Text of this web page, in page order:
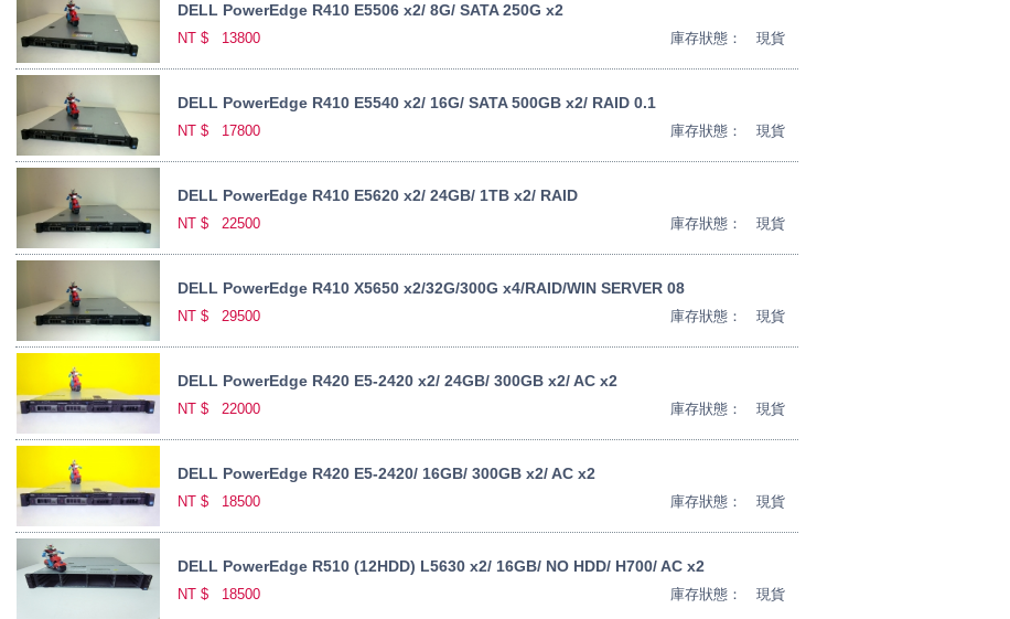
DELL PowerEdge R410 E5506 x2/ 8G/ SATA 250G x2
NT $ 13800 庫存狀態： 現貨
DELL PowerEdge R410 E5540 x2/ 16G/ SATA 500GB x2/ RAID 0.1
NT $ 17800 庫存狀態： 現貨
DELL PowerEdge R410 E5620 x2/ 24GB/ 1TB x2/ RAID
NT $ 22500 庫存狀態： 現貨
DELL PowerEdge R410 X5650 x2/32G/300G x4/RAID/WIN SERVER 08
NT $ 29500 庫存狀態： 現貨
DELL PowerEdge R420 E5-2420 x2/ 24GB/ 300GB x2/ AC x2
NT $ 22000 庫存狀態： 現貨
DELL PowerEdge R420 E5-2420/ 16GB/ 300GB x2/ AC x2
NT $ 18500 庫存狀態： 現貨
DELL PowerEdge R510 (12HDD) L5630 x2/ 16GB/ NO HDD/ H700/ AC x2
NT $ 18500 庫存狀態： 現貨